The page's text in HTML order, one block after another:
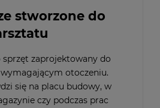
stworzone do
sprzęt zaprojektowany do
otoczeniu.
się na placu budowy, w
czy podczas prac